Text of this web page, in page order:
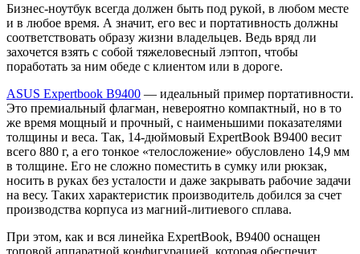
Бизнес-ноутбук всегда должен быть под рукой, в любом месте
и в любое время. А значит, его вес и портативность должны
соответствовать образу жизни владельцев. Ведь вряд ли
захочется взять с собой тяжеловесный лэптоп, чтобы
поработать за ним обеде с клиентом или в дороге.
ASUS Expertbook B9400 — идеальный пример портативности.
Это премиальный флагман, невероятно компактный, но в то
же время мощный и прочный, с наименьшими показателями
толщины и веса. Так, 14-дюймовый ExpertBook B9400 весит
всего 880 г, а его тонкое «телосложение» обусловлено 14,9 мм
в толщине. Его не сложно поместить в сумку или рюкзак,
носить в руках без усталости и даже закрывать рабочие задачи
на весу. Таких характеристик производитель добился за счет
производства корпуса из магний-литиевого сплава.
При этом, как и вся линейка ExpertBook, B9400 оснащен
топовой аппаратной конфигурацией, которая обеспечит